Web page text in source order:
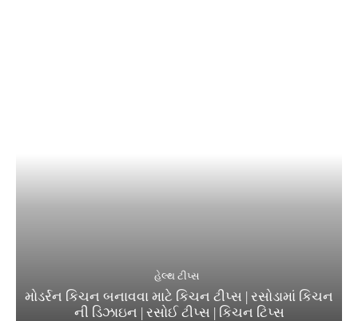
હેલ્થ ટીપ્સ
મોડર્રન કિચન બનાવવા માટે કિચન ટીપ્સ | રસોડામાં કિચન
ની ડિઝાઇન | રસોઈ ટીપ્સ | કિચન ટિપ્સ